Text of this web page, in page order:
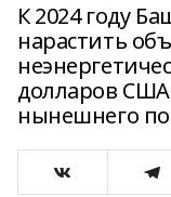
К 2024 году
нарастить
долларов
нынешнего